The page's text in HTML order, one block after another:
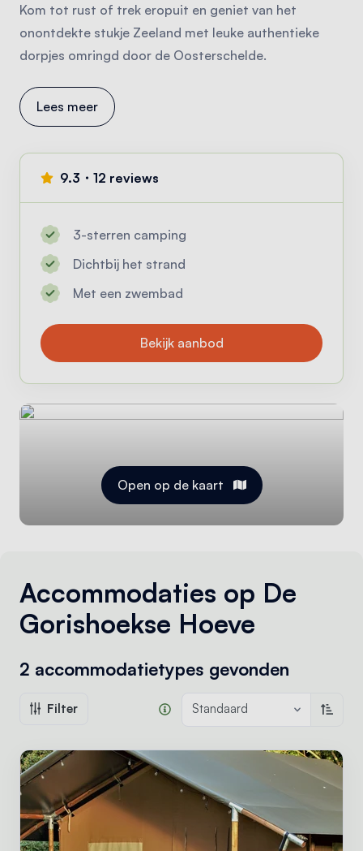
Kom tot rust of trek eropuit en geniet van het
onontdekte stukje Zeeland met leuke authentieke
dorpjes omringd door de Oosterschelde.
Lees meer
9.3・12 reviews
3-sterren camping
Dichtbij het strand
Met een zwembad
Bekijk aanbod
Open op de kaart
Accommodaties op De
Gorishoekse Hoeve
2 accommodatietypes gevonden
Filter Standaard